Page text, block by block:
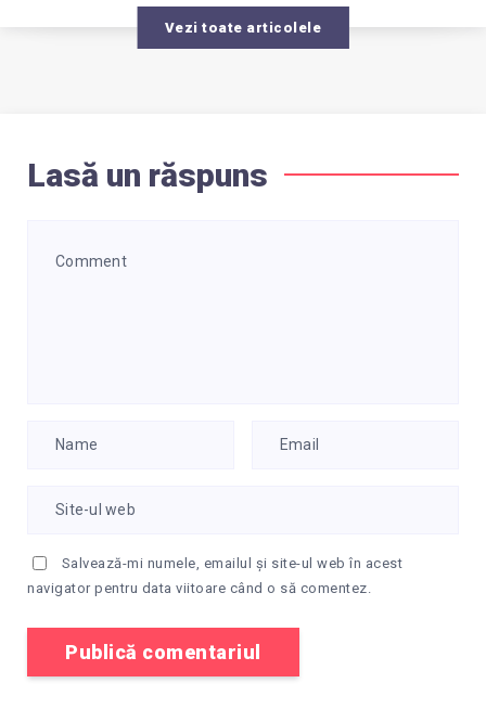
Vezi toate articolele
Lasă un răspuns
Salvează-mi numele, emailul și site-ul web în acest
navigator pentru data viitoare când o să comentez.